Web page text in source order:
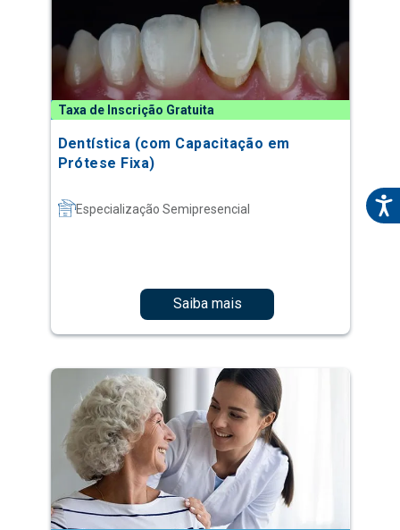
Taxa de Inscrição Gratuita
Dentística (com Capacitação em
Prótese Fixa)
Especialização Semipresencial
Saiba mais